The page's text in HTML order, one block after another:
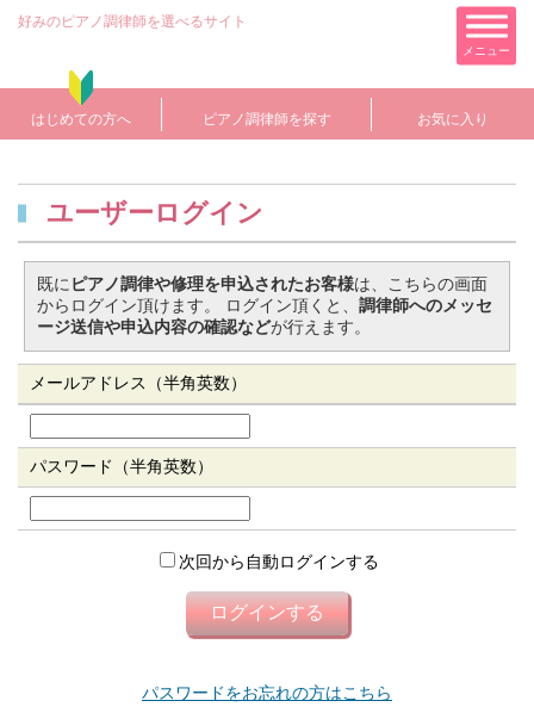
好みのピアノ調律師を選べるサイト
メニュー
はじめての方へ ピアノ調律師を探す お気に入り
ユーザーログイン
既に ピアノ調律や修理を申込されたお客様は、こちらの画面
からログイン頂けます。 ログイン頂くと、 調律師へのメッセ
ージ送信や申込内容の確認などが行えます。
メールアドレス（半角英数）
パスワード（半角英数）
次回から自動ログインする
パスワードをお忘れの方はこちら